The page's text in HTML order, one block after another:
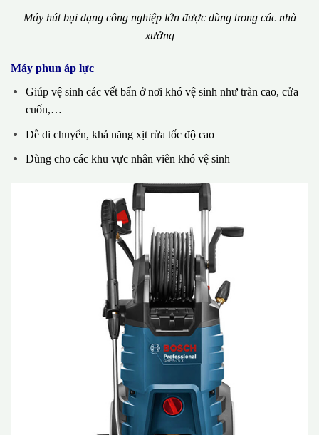
Máy hút bụi dạng công nghiệp lớn được dùng trong các nhà
xưởng
Máy phun áp lực
Giúp vệ sinh các vết bẩn ở nơi khó vệ sinh như tràn cao, cửa
cuốn,…
Dễ di chuyển, khả năng xịt rửa tốc độ cao
Dùng cho các khu vực nhân viên khó vệ sinh